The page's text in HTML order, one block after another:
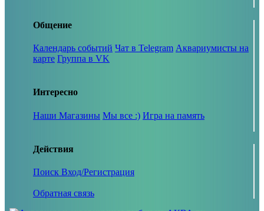
Общение
Календарь событий Чат в Telegram Аквариумисты на
карте Группа в VK
Интересно
Наши Магазины Мы все :) Игра на память
Действия
Поиск Вход/Регистрация
Обратная связь